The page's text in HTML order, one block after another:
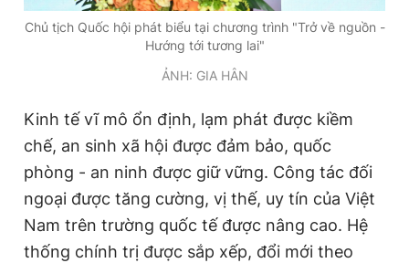
Chủ tịch Quốc hội phát biểu tại chương trình "Trở về nguồn -
Hướng tới tương lai"
ẢNH: GIA HÂN
Kinh tế vĩ mô ổn định, lạm phát được kiềm
chế, an sinh xã hội được đảm bảo, quốc
phòng - an ninh được giữ vững. Công tác đối
ngoại được tăng cường, vị thế, uy tín của Việt
Nam trên trường quốc tế được nâng cao. Hệ
thống chính trị được sắp xếp, đổi mới theo